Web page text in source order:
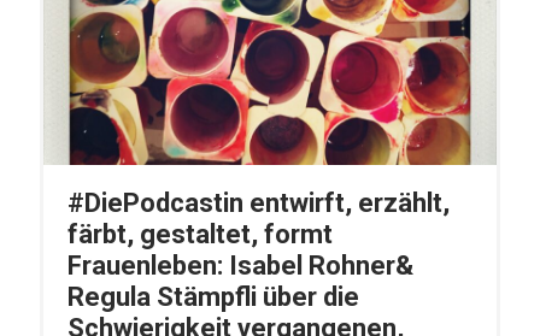
#DiePodcastin entwirft, erzählt,
färbt, gestaltet, formt
Frauenleben: Isabel Rohner&
Regula Stämpfli über die
Schwierigkeit vergangenen,